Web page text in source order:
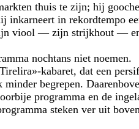
thuis te zijn; hij
inkarneert in rekordtempo
viool — zijn strijkhout —
nochtans niet noemen.
kabaret, dat een
begrepen.
programma en de
steken ver uit